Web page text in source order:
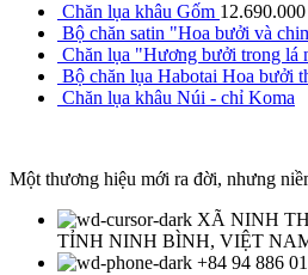
Chăn lụa khâu Gốm 12.690.000
Bộ chăn satin "Hoa bưởi và
Chăn lụa "Hương bưởi trong lá
Bộ chăn lụa Habotai Hoa bưởi
Chăn lụa khâu Núi - chỉ Koma
Một thương hiệu mới ra đời, nhưng
XÃ NINH
TỈNH NINH BÌNH, VIỆT
+84 94 886